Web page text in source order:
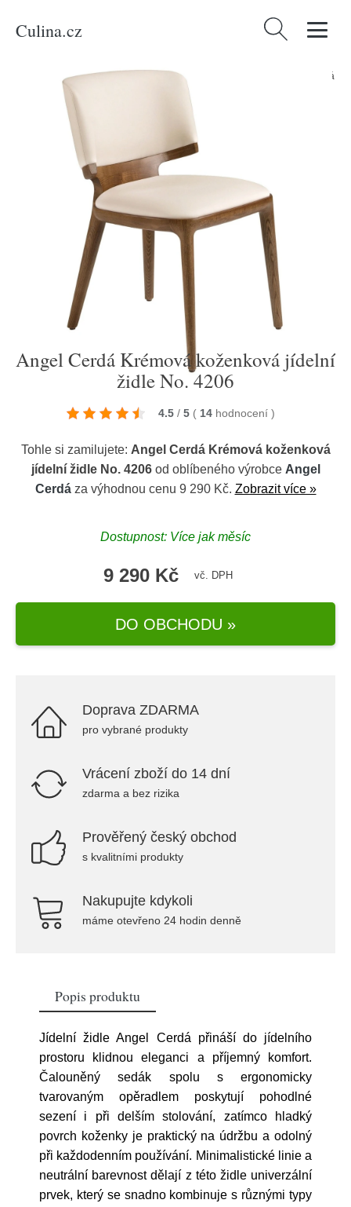
Culina.cz Vyhledávání
Produkty Bydlení a doplňky/
Angel Cerdá Krémová koženková
jídelní židle No. 4206
Angel Cerdá Krémová koženková jídelní
židle No. 4206
4.5 / 5 ( 14 hodnocení )
Tohle si zamilujete: Angel Cerdá Krémová koženková
jídelní židle No. 4206od oblíbeného výrobce Angel
Cerdáza výhodnou cenu 9 290 Kč. Zobrazit více »
Dostupnost: Více jak měsíc
9 290 Kč vč. DPH
DO OBCHODU »
Doprava ZDARMA
pro vybrané produkty
Vrácení zboží do 14 dní
zdarma a bez rizika
Prověřený český obchod
s kvalitními produkty
Nakupujte kdykoli
máme otevřeno 24 hodin denně
Popis produktu
Jídelní židle Angel Cerdá přináší do jídelního
prostoru klidnou eleganci a příjemný komfort.
Čalouněný sedák spolu s ergonomicky
tvarovaným opěradlem poskytují pohodlné
sezení i při delším stolování, zatímco hladký
povrch koženky je praktický na údržbu a odolný
při každodenním používání. Minimalistické linie a
neutrální barevnost dělají z této židle univerzální
prvek, který se snadno kombinuje s různými typy